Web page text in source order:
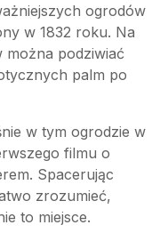
ogrodów
w 1832 roku. Na
podziwiać
palm po
w tym ogrodzie w
filmu o
Spacerując
zrozumieć,
to miejsce.